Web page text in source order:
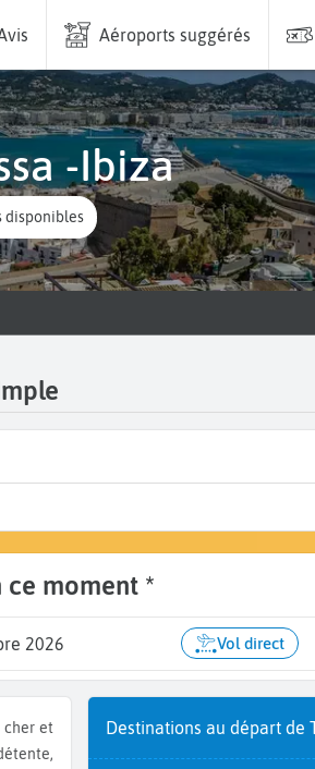
Aéroports suggérés
-Ibiza
disponibles
Eivissa (IBZ)
ce moment *
2026 Vol direct
cher et
Destinations au départ de